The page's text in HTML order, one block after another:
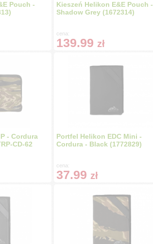
Pouch -
Kieszeń Helikon E&E Pouch -
Shadow Grey (1672314)
cena:
139.99 zł
- Cordura
CD-62
Portfel Helikon EDC Mini -
Cordura - Black (1772829)
cena:
37.99 zł